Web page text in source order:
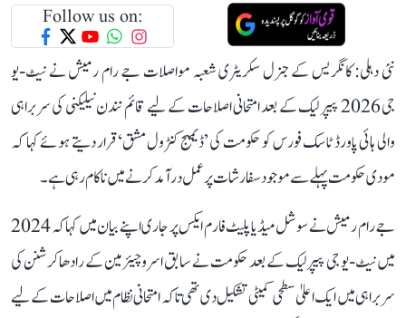
Follow us on:
نئی دہلی: کانگریس کے جنرل سکریٹری شعبہ مواصلات جے رام رمیش نے نیٹ-یو
جی 2026 پیپر لیک کے بعد امتحانی اصلاحات کے لیے قائم نندن نیلیکنی کی سربراہی
والی ہائی پاورڈ ٹاسک فورس کو حکومت کی ’ڈیمیج کنٹرول مشق‘ قرار دیتے ہوئے کہا کہ
مودی حکومت پہلے سے موجود سفارشات پر عمل درآمد کرنے میں ناکام رہی ہے۔
جے رام رمیش نے سوشل میڈیا پلیٹ فارم ایکس پر جاری اپنے بیان میں کہا کہ 2024
میں نیٹ-یو جی پیپر لیک کے بعد حکومت نے سابق اسرو چیئرمین کے رادھاکرشنن کی
سربراہی میں ایک اعلیٰ سطحی کمیٹی تشکیل دی تھی تاکہ امتحانی نظام میں اصلاحات کے لیے